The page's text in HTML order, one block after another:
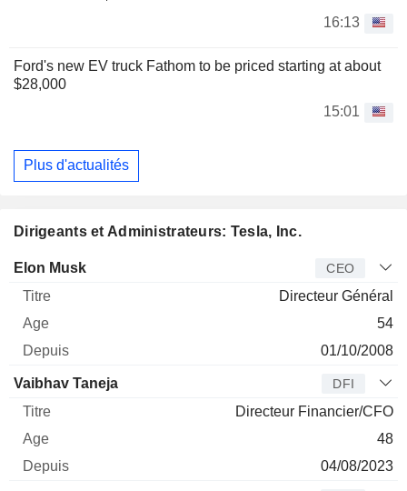
16:13
Ford's new EV truck Fathom to be priced starting at about
$28,000
15:01
Plus d'actualités
Dirigeants et Administrateurs: Tesla, Inc.
Dirigeant Titre
Elon Musk CEO
Directeur Général
54
01/10/2008
Vaibhav Taneja DFI
Directeur Financier/CFO
48
04/08/2023